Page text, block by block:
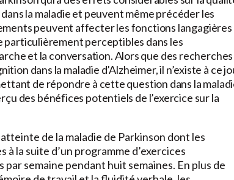
la maladie et peuvent même précéder les
peuvent affecter les fonctions langagières
particulièrement perceptibles dans les
et la conversation. Alors que des recherches
dans la maladie d’Alzheimer, il n’existe à ce
de répondre à cette question dans la
des bénéfices potentiels de l’exercice sur la
de la maladie de Parkinson dont les
la suite d’un programme d’exercices
semaine pendant huit semaines. En plus de